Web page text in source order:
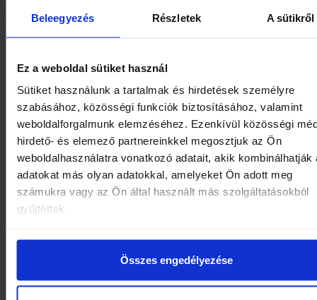
Beleegyezés Részletek A sütikről
Ez a weboldal sütiket használ
Sütiket használunk a tartalmak és hirdetések személyre
szabásához, közösségi funkciók biztosításához, valamint
weboldalforgalmunk elemzéséhez. Ezenkívül közösségi
hirdető- és elemező partnereinkkel megosztjuk az Ön
weboldalhasználatra vonatkozó adatait, akik kombinálhatják
adatokat más olyan adatokkal, amelyeket Ön adott meg
számukra vagy az Ön által használt más szolgáltatásokból
gyűjtöttek.
Összes engedélyezése
chutných jedál a
vynikajúcou kávou
Neobmedzená konzumácia kávy, horúcej
dňa
Studené nápoje z automatu
– pomarančový
jablkový džús a ľadový čaj bez obmedzenia
Minibar zdarma– prvé naplnenie ako milá
pozornosť od nás
Kompletný kúpeľňový set: zubná kefka, holiaci
strojček, šampón, sprchový gél a hrebeň
Prípravný podnos s rýchlovarnou kanvicou,
a Nespresso kávovarom